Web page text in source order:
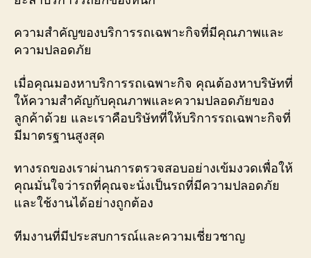
ความสำคัญของบริการรถเฉพาะกิจที่มีคุณภาพและ
ความปลอดภัย
เมื่อคุณมองหาบริการรถเฉพาะกิจ คุณต้องหาบริษัทที่
ให้ความสำคัญกับคุณภาพและความปลอดภัยของ
ลูกค้าด้วย และเราคือบริษัทที่ให้บริการรถเฉพาะกิจที่
มีมาตรฐานสูงสุด
ทางรถของเราผ่านการตรวจสอบอย่างเข้มงวดเพื่อให้
คุณมั่นใจว่ารถที่คุณจะนั่งเป็นรถที่มีความปลอดภัย
และใช้งานได้อย่างถูกต้อง
ทีมงานที่มีประสบการณ์และความเชี่ยวชาญ